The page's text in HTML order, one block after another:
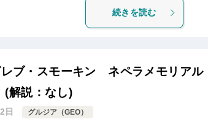
続きを読む
ブ・スモーキン ネペラメモリアル
説：なし)
日 グルジア（GEO）